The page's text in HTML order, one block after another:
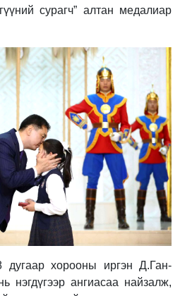
сурагч” алтан медалиар
дугаар хорооны иргэн Д.Ган-
нэгдүгээр ангиасаа найзалж,